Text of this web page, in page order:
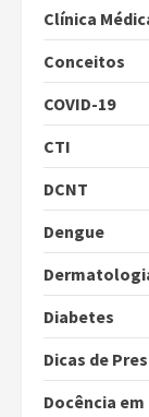
Clínica
Conceitos
COVID-19
CTI
DCNT
Dengue
Diabetes
Dicas de
Docência em